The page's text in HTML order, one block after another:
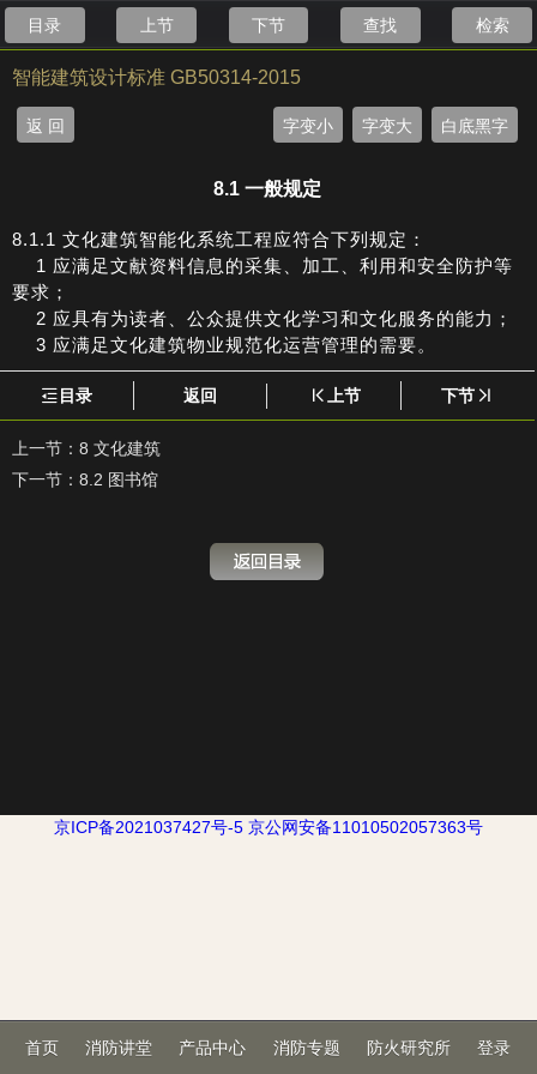
目录 上节 下节 查找 检索
智能建筑设计标准 GB50314-2015
返 回 字变小 字变大 白底黑字
8.1 一般规定
8.1.1 文化建筑智能化系统工程应符合下列规定：
1 应满足文献资料信息的采集、加工、利用和安全防护等
要求；
2 应具有为读者、公众提供文化学习和文化服务的能力；
3 应满足文化建筑物业规范化运营管理的需要。
目录 返回 上节 下节
上一节： 8 文化建筑
下一节： 8.2 图书馆
首页 消防讲堂 产品中心 消防专题 防火研究所 登录
京ICP备2021037427号-5 京公网安备11010502057363号